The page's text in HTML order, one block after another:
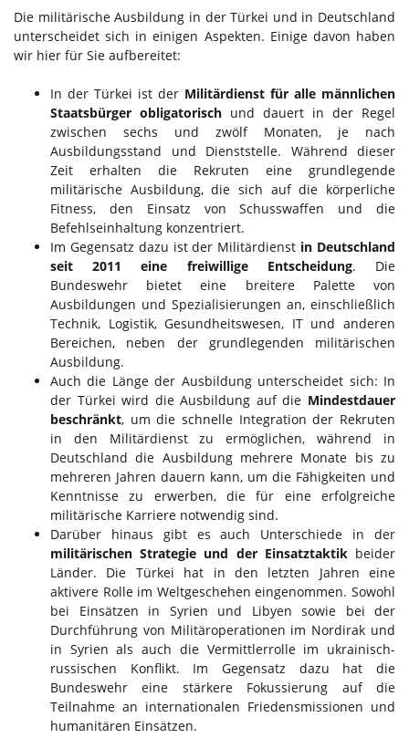
Die militärische Ausbildung in der Türkei und in Deutschland
unterscheidet sich in einigen Aspekten. Einige davon haben
wir hier für Sie aufbereitet:
In der Türkei ist der Militärdienst für alle männlichen
Staatsbürger obligatorisch und dauert in der Regel
zwischen sechs und zwölf Monaten, je nach
Ausbildungsstand und Dienststelle. Während dieser
Zeit erhalten die Rekruten eine grundlegende
militärische Ausbildung, die sich auf die körperliche
Fitness, den Einsatz von Schusswaffen und die
Befehlseinhaltung konzentriert.
Im Gegensatz dazu ist der Militärdienst in Deutschland
seit 2011 eine freiwillige Entscheidung. Die
Bundeswehr bietet eine breitere Palette von
Ausbildungen und Spezialisierungen an, einschließlich
Technik, Logistik, Gesundheitswesen, IT und anderen
Bereichen, neben der grundlegenden militärischen
Ausbildung.
Auch die Länge der Ausbildung unterscheidet sich: In
der Türkei wird die Ausbildung auf die Mindestdauer
beschränkt, um die schnelle Integration der Rekruten
in den Militärdienst zu ermöglichen, während in
Deutschland die Ausbildung mehrere Monate bis zu
mehreren Jahren dauern kann, um die Fähigkeiten und
Kenntnisse zu erwerben, die für eine erfolgreiche
militärische Karriere notwendig sind.
Darüber hinaus gibt es auch Unterschiede in der
militärischen Strategie und der Einsatztaktik beider
Länder. Die Türkei hat in den letzten Jahren eine
aktivere Rolle im Weltgeschehen eingenommen. Sowohl
bei Einsätzen in Syrien und Libyen sowie bei der
Durchführung von Militäroperationen im Nordirak und
in Syrien als auch die Vermittlerrolle im ukrainisch-
russischen Konflikt. Im Gegensatz dazu hat die
Bundeswehr eine stärkere Fokussierung auf die
Teilnahme an internationalen Friedensmissionen und
humanitären Einsätzen.